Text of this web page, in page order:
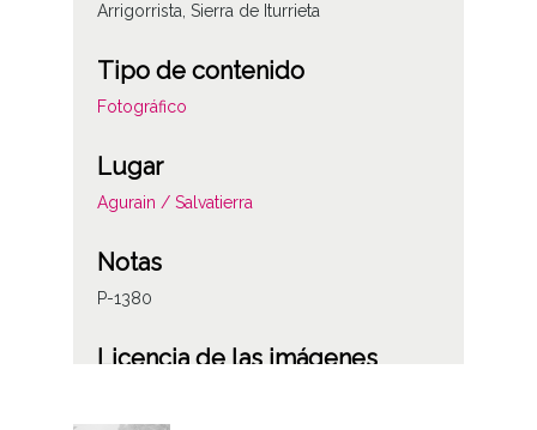
Arrigorrista, Sierra de Iturrieta
Tipo de contenido
Fotográfico
Lugar
Agurain / Salvatierra
Notas
P-1380
Licencia de las imágenes